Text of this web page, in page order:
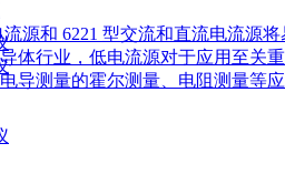
流源和 6221 型交流和直流电流源
体行业，低电流源对于应用至关
导测量的霍尔测量、电阻测量等